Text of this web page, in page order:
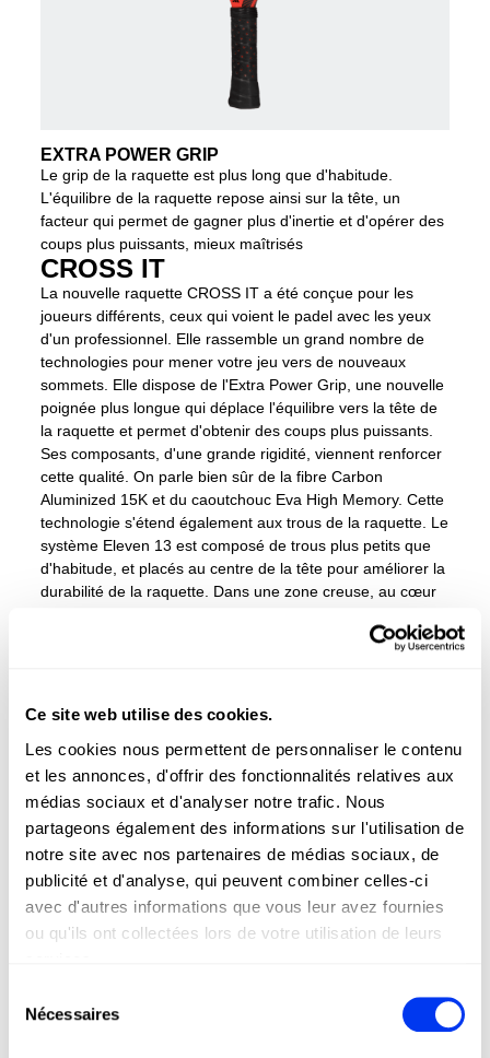
Ce site web utilise des cookies.
Les cookies nous permettent de personnaliser le contenu
et les annonces, d'offrir des fonctionnalités relatives aux
médias sociaux et d'analyser notre trafic. Nous
partageons également des informations sur l'utilisation de
notre site avec nos partenaires de médias sociaux, de
publicité et d'analyse, qui peuvent combiner celles-ci
avec d'autres informations que vous leur avez fournies
ou qu'ils ont collectées lors de votre utilisation de leurs
Nécessaires
EXTRA POWER GRIP
Le grip de la raquette est plus long que d'habitude.
L'équilibre de la raquette repose ainsi sur la tête, un
facteur qui permet de gagner plus d'inertie et d'opérer des
coups plus puissants, mieux maîtrisés
CROSS IT
La nouvelle raquette CROSS IT a été conçue pour les
joueurs différents, ceux qui voient le padel avec les yeux
d'un professionnel. Elle rassemble un grand nombre de
technologies pour mener votre jeu vers de nouveaux
sommets. Elle dispose de l'Extra Power Grip, une nouvelle
poignée plus longue qui déplace l'équilibre vers la tête de
la raquette et permet d'obtenir des coups plus puissants.
Ses composants, d'une grande rigidité, viennent renforcer
cette qualité. On parle bien sûr de la fibre Carbon
Aluminized 15K et du caoutchouc Eva High Memory. Cette
technologie s'étend également aux trous de la raquette. Le
système Eleven 13 est composé de trous plus petits que
d'habitude, et placés au centre de la tête pour améliorer la
durabilité de la raquette. Dans une zone creuse, au cœur
nouvelle CROSS IT : le Dynamic Air Flow, un élément
augmente la vitesse des mouvements et, par conséquent,